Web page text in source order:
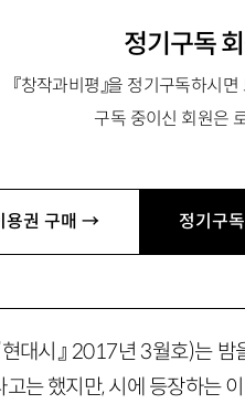
정기구독
『창작과비평』을 정기구독하시
구독 중이신 회원은
용권 구매 → 정기구
현대시』 2017년 3월호)는
고는 했지만, 시에 등장하는